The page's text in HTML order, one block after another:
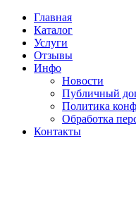
Главная
Каталог
Услуги
Отзывы
Инфо
Новости
Публичный
Политика
Обработка
Контакты